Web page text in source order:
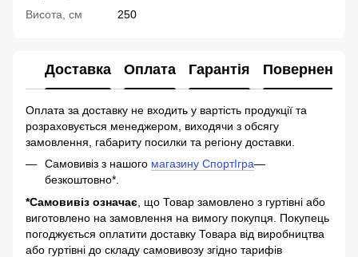
Висота, см
250
Доставка Оплата Гарантія Повернення
Оплата за доставку не входить у вартість продукції та
розраховується менеджером, виходячи з обсягу
замовлення, габариту посилки та регіону доставки.
Самовивіз з нашого магазину СпортІгра—
безкоштовно*.
*Самовивіз означає , що Товар замовлено з гуртівні або
виготовлено на замовлення на вимогу покупця. Покупець
погоджується оплатити доставку Товара від виробництва
або гуртівні до складу самовивозу згідно тарифів